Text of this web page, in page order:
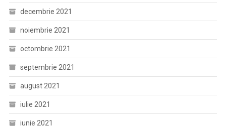
decembrie 2021
noiembrie 2021
octombrie 2021
septembrie 2021
august 2021
iulie 2021
iunie 2021